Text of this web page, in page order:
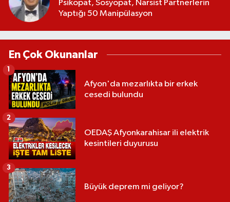
Psikopat, Sosyopat, Narsist Partnerlerin
Yaptığı 50 Manipülasyon
En Çok Okunanlar
Afyon'da mezarlıkta bir erkek
cesedi bulundu
1
OEDAŞ Afyonkarahisar ili elektrik
kesintileri duyurusu
2
Büyük deprem mi geliyor?
3